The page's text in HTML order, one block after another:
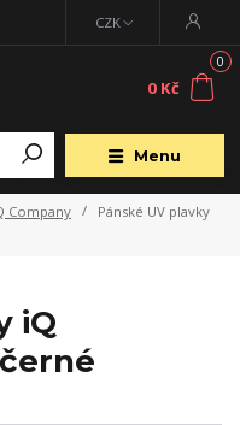
Menu
CZK
0
0 Kč
Company
Pánské UV plavky
iQ